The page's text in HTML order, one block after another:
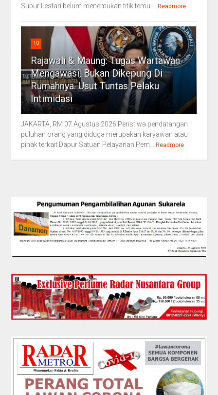
Subur Lestari belum menemukan titik temu....
Readmore
10
Rajawali & Maung: Tugas Wartawan
Mengawasi, Bukan Dikepung Di
Rumahnya. Usut Tuntas Pelaku
Intimidasi
JAKARTA, RM 07 Agustus 2026 Peristiwa pendatangan
puluhan orang yang diduga merupakan karyawan atau
pihak terkait Dapur Satuan Pelayanan Pem...
Readmore